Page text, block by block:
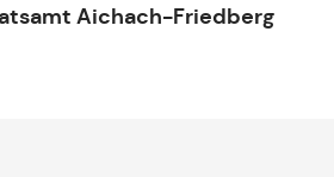
Aichach-Friedberg